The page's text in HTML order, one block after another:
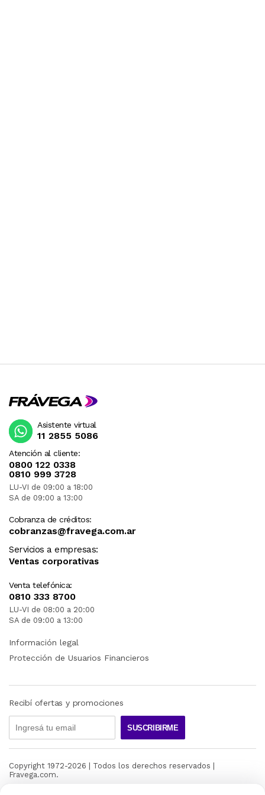
Atención al cliente:
0800 122 0338
0810 999 3728
LU-VI de 09:00 a 18:00
SA de 09:00 a 13:00
Cobranza de créditos:
cobranzas@fravega.com.ar
Servicios a empresas:
Ventas corporativas
Venta telefónica:
0810 333 8700
LU-VI de 08:00 a 20:00
SA de 09:00 a 13:00
Asistente virtual
11 2855 5086
Información legal
Protección de Usuarios Financieros
Recibí ofertas y promociones
SUSCRIBIRME
Copyright 1972-2026 | Todos los derechos reservados |
Fravega.com.